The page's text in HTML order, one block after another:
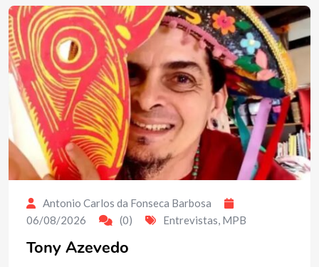
Antonio Carlos da Fonseca Barbosa
06/08/2026
(0) Entrevistas, MPB
Tony Azevedo